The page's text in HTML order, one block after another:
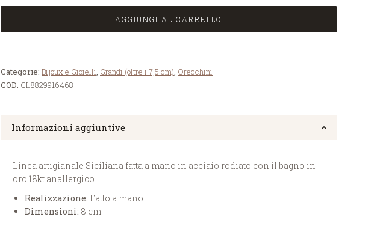
AGGIUNGI AL CARRELLO
Categorie: Bijoux e Gioielli, Grandi (oltre i 7,5 cm), Orecchini
COD: GL8829916468
Informazioni aggiuntive
Linea artigianale Siciliana fatta a mano in acciaio rodiato con il bagno in
oro 18kt anallergico.
Realizzazione: Fatto a mano
Dimensioni: 8 cm